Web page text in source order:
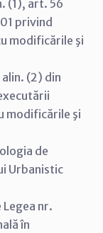
(1), art. 56
privind
modificările şi
(2) din
modificările şi
de
Urbanistic
nr.
în